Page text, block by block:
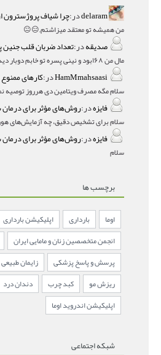
delaramدر:چرا شیاف پروژسترون
من همیشه تو معتقد میزاشتم,,😑😐
صدیقهدر:تعداد ضربان قلب
HamMmahsaasiدر:کارهای
فایزهدر:روش‌های مؤثر برای
فایزهدر:روش‌های مؤثر برای
سلام
برچسب ها
اوما بارداری اپلیکیشن بارداری
انجمن متخصصین زنان و مامایی ایران
پرسش و پاسخ پزشکی
زایمان طبیعی
ریزش مو
کبد چرب
دندان درد
اپلیکیشن اندروید اوما
شبکه اجتماعی